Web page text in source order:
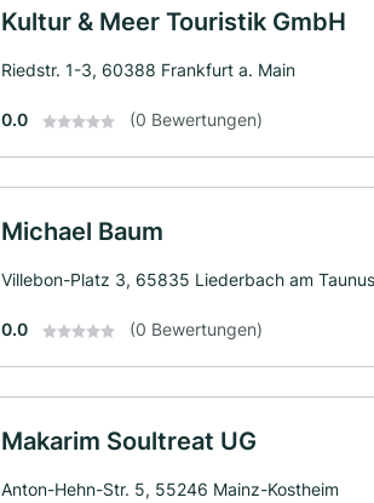
Kultur & Meer Touristik GmbH
Riedstr. 1-3, 60388 Frankfurt a. Main
0.0 (0 Bewertungen)
Michael Baum
Villebon-Platz 3, 65835 Liederbach am Taunus
0.0 (0 Bewertungen)
Makarim Soultreat UG
Anton-Hehn-Str. 5, 55246 Mainz-Kostheim